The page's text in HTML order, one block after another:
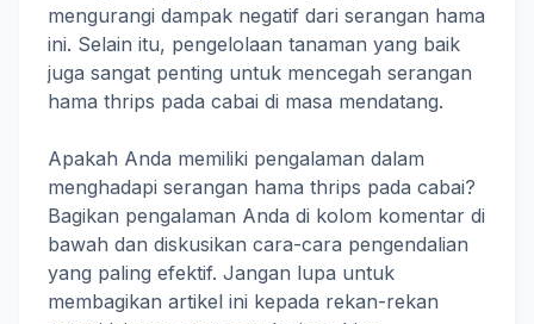
mengurangi dampak negatif dari serangan hama
ini. Selain itu, pengelolaan tanaman yang baik
juga sangat penting untuk mencegah serangan
hama thrips pada cabai di masa mendatang.
Apakah Anda memiliki pengalaman dalam
menghadapi serangan hama thrips pada cabai?
Bagikan pengalaman Anda di kolom komentar di
bawah dan diskusikan cara-cara pengendalian
yang paling efektif. Jangan lupa untuk
membagikan artikel ini kepada rekan-rekan